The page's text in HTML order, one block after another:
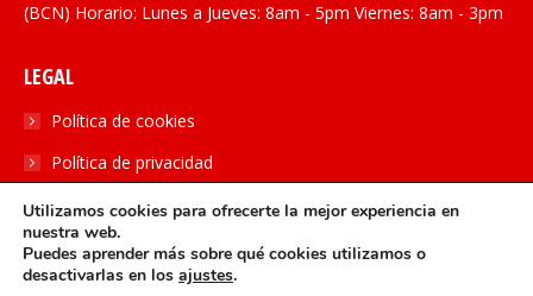
(BCN) Horario: Lunes a Jueves: 8am - 5pm Viernes: 8am - 3pm
LEGAL
Política de cookies
Política de privacidad
SOCIAL
Encuéntranos en:
Utilizamos cookies para ofrecerte la mejor experiencia en
nuestra web.
Puedes aprender más sobre qué cookies utilizamos o
desactivarlas en los ajustes.